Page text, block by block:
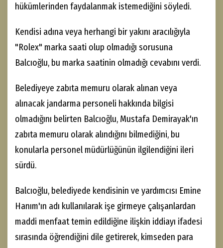
hükümlerinden faydalanmak istemediğini söyledi.
Kendisi adına veya herhangi bir yakını aracılığıyla
"Rolex" marka saati olup olmadığı sorusuna
Balcıoğlu, bu marka saatinin olmadığı cevabını verdi.
Belediyeye zabıta memuru olarak alınan veya
alınacak jandarma personeli hakkında bilgisi
olmadığını belirten Balcıoğlu, Mustafa Demirayak'ın
zabıta memuru olarak alındığını bilmediğini, bu
konularla personel müdürlüğünün ilgilendiğini ileri
sürdü.
Balcıoğlu, belediyede kendisinin ve yardımcısı Emine
Hanım'ın adı kullanılarak işe girmeye çalışanlardan
maddi menfaat temin edildiğine ilişkin iddiayı ifadesi
sırasında öğrendiğini dile getirerek, kimseden para